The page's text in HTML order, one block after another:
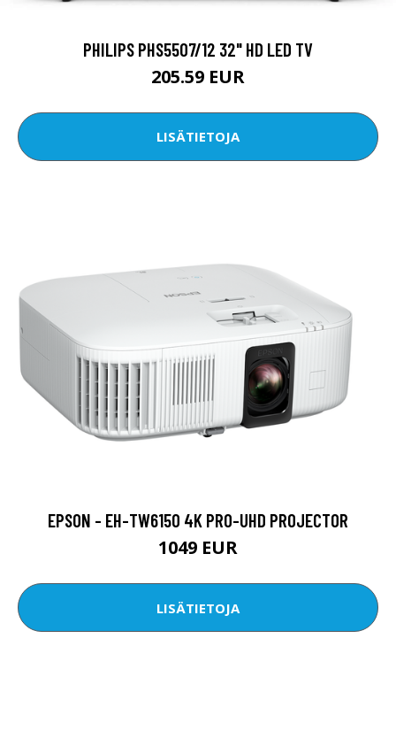
PHILIPS PHS5507/12 32" HD LED TV
205.59 EUR
LISÄTIETOJA
EPSON - EH-TW6150 4K PRO-UHD PROJECTOR
1049 EUR
LISÄTIETOJA